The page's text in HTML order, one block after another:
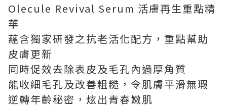
Olecule Revival Serum 活膚再生重點精
華
蘊含獨家研發之抗老活化配方，重點幫助
皮膚更新
同時促效去除表皮及毛孔內過厚角質
能收細毛孔及改善粗糙，令肌膚平滑無瑕
逆轉年齡秘密，炫出青春嫩肌